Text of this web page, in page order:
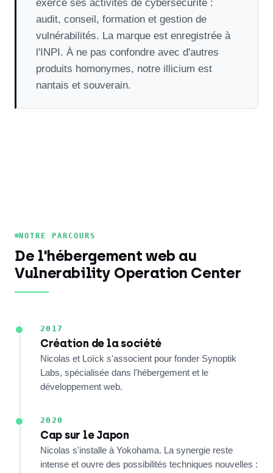
exerce ses activités de cybersécurité :
audit, conseil, formation et gestion de
vulnérabilités. La marque est enregistrée à
l'INPI. À ne pas confondre avec d'autres
produits homonymes, notre illicium est
nantais et souverain.
NOTRE PARCOURS
De l'hébergement web au
Vulnerability Operation Center
2017
Création de la société
Nicolas et Loïck s'associent pour fonder Synoptik
Labs, spécialisée dans l'hébergement et le
développement web.
2020
Cap sur le Japon
Nicolas s'installe à Yokohama. La synergie reste
intense et ouvre des possibilités techniques nouvelles :